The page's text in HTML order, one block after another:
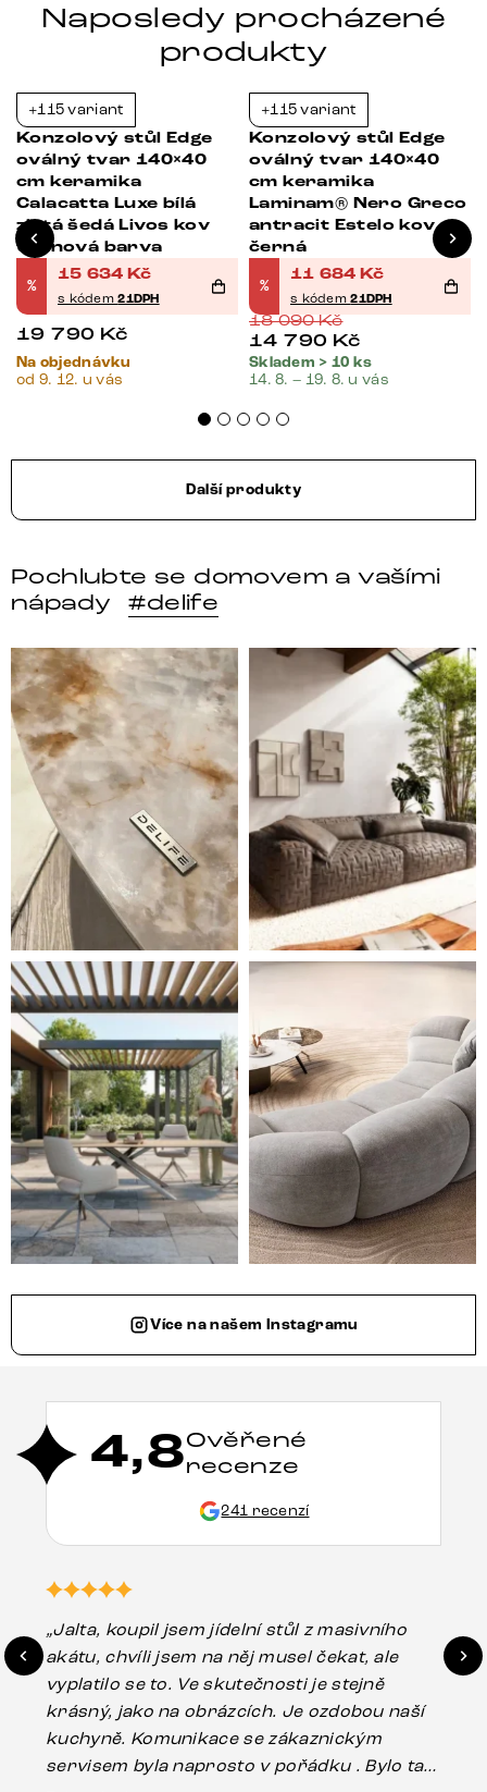
Naposledy procházené
produkty
+115 variant
Konzolový stůl Edge
oválný tvar 140×40
cm keramika
Calacatta Luxe bílá
zlatá šedá Livos kov
titanová barva
%
15 634 Kč
s kódem21DPH
19 790 Kč
Na objednávku
od 9. 12. u vás
+115 variant
Konzolový stůl Edge
oválný tvar 140×40
cm keramika
Laminam® Nero Greco
antracit Estelo kov
černá
%
11 684 Kč
s kódem21DPH
18 090Kč
14 790 Kč
Skladem > 10 ks
14. 8. – 19. 8. u vás
Další produkty
Pochlubte se domovem a vašími
nápady
#delife
DELIFE – Nábytek, který promění dům v domov. Domo
Místo, kam se budeš těšit
Styl, odolnost a společné chvíle pod širým nebem.
Ne každá pohovka je jen
Více na našem Instagramu
4,8Ověřené
recenze
241 recenzí
„Jalta, koupil jsem jídelní stůl z masivního
akátu, chvíli jsem na něj musel čekat, ale
vyplatilo se to. Ve skutečnosti je stejně
krásný, jako na obrázcích. Je ozdobou naší
kuchyně. Komunikace se zákaznickým
servisem byla naprosto v pořádku . Bylo tam